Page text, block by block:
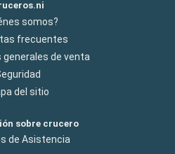
somos?
frecuentes
generales de venta
del sitio
sobre crucero
de Asistencia